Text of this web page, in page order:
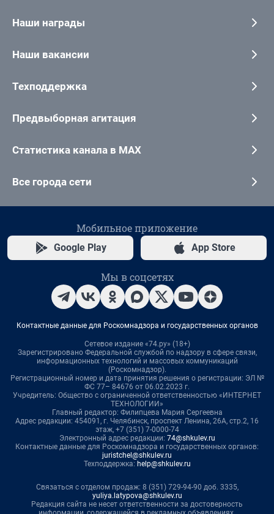
Наши награды
Наши вакансии
Техподдержка
Предвыборная агитация
Статистика канала в MAX
Все города сети
Мобильное приложение
Google Play App Store
Мы в соцсетях
Контактные данные для Роскомнадзора и государственных органов
Сетевое издание «74.ру» (18+)
Зарегистрировано Федеральной службой по надзору в сфере связи,
информационных технологий и массовых коммуникаций
(Роскомнадзор).
Регистрационный номер и дата принятия решения о регистрации: ЭЛ №
ФС 77– 84676 от 06.02.2023 г.
Учредитель: Общество с ограниченной ответственностью «ИНТЕРНЕТ
ТЕХНОЛОГИИ»
Главный редактор: Филипцева Мария Сергеевна
Адрес редакции: 454091, г. Челябинск, проспект Ленина, 26А, стр.2, 16
этаж, +7 (351) 7-0000-74
Электронный адрес редакции: 74@shkulev.ru
Контактные данные для Роскомнадзора и государственных органов:
juristchel@shkulev.ru
Техподдержка: help@shkulev.ru
Связаться с отделом продаж: 8 (351) 729-94-90 доб. 3335,
yuliya.latypova@shkulev.ru
Редакция сайта не несет ответственности за достоверность